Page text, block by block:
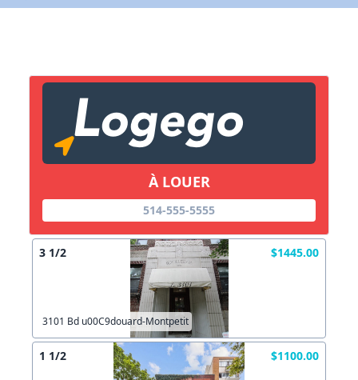
À LOUER
514-555-5555
3 1/2 $1445.00
3101 Bd u00C9douard-Montpetit
1 1/2 $1100.00
Lien vers inscription (sera inclus dans courriel)
Copier lien
X Fermer
X Fermer